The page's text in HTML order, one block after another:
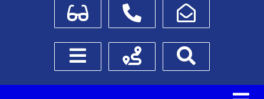
Для слабовидящихТелефоныНаписать обращение
Боковое менюСхема проезда